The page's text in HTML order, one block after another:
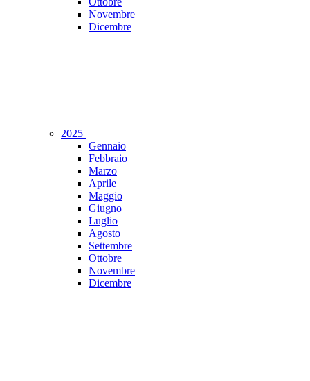
Novembre
Dicembre
2025
Gennaio
Febbraio
Marzo
Aprile
Maggio
Giugno
Luglio
Agosto
Settembre
Ottobre
Novembre
Dicembre